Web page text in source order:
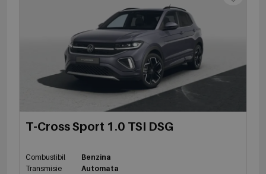
T-Cross Sport 1.0 TSI DSG
Combustibil
Benzina
Transmisie
Automata